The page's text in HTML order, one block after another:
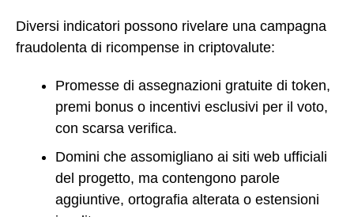
Diversi indicatori possono rivelare una campagna
fraudolenta di ricompense in criptovalute:
Promesse di assegnazioni gratuite di token,
premi bonus o incentivi esclusivi per il voto,
con scarsa verifica.
Domini che assomigliano ai siti web ufficiali
del progetto, ma contengono parole
aggiuntive, ortografia alterata o estensioni